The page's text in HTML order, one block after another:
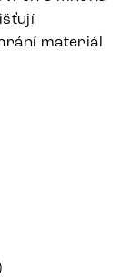
materiál